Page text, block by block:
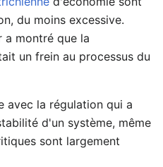
du moins excessive.
a montré que la
un frein au processus du
avec la régulation qui a
d'un système, même
sont largement